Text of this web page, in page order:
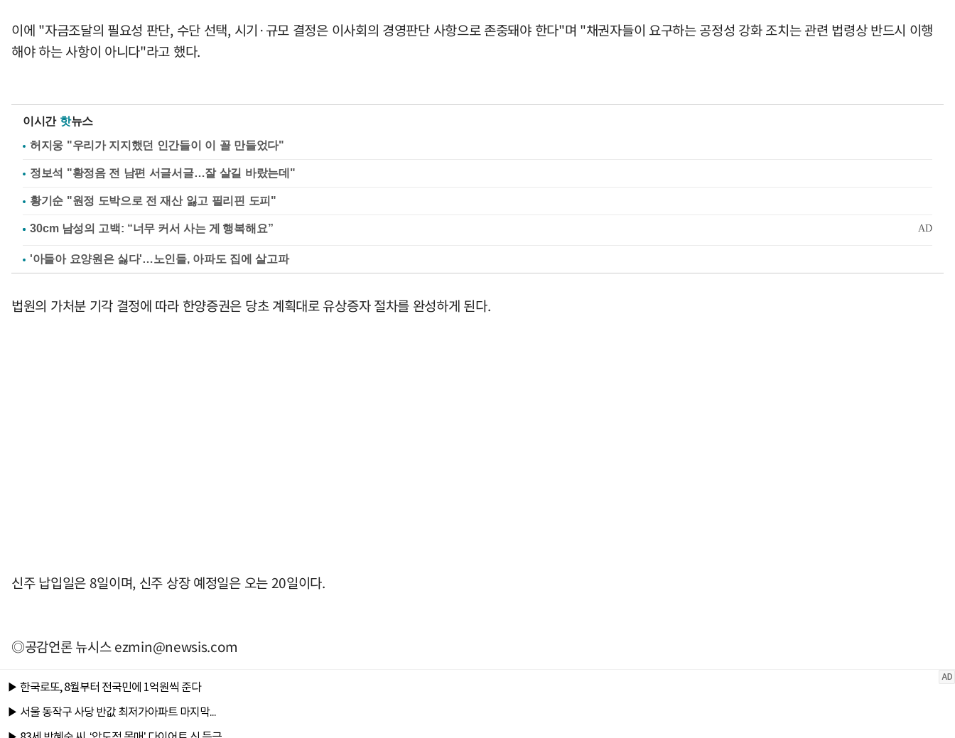
이에 "자금조달의 필요성 판단, 수단 선택, 시기·규모 결정은 이사회의 경영판단 사항으로 존중돼야 한다"며 "채권자들이 요구하는 공정성 강화 조치는 관련 법령상 반드시 이행
해야 하는 사항이 아니다"라고 했다.
이시간 핫뉴스
허지웅 "우리가 지지했던 인간들이 이 꼴 만들었다"
정보석 "황정음 전 남편 서글서글…잘 살길 바랐는데"
황기순 "원정 도박으로 전 재산 잃고 필리핀 도피"
'아들아 요양원은 싫다'…노인들, 아파도 집에 살고파
법원의 가처분 기각 결정에 따라 한양증권은 당초 계획대로 유상증자 절차를 완성하게 된다.
신주 납입일은 8일이며, 신주 상장 예정일은 오는 20일이다.
◎공감언론 뉴시스ezmin@newsis.com